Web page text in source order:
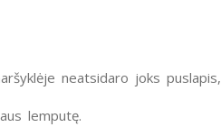
neatsidaro joks puslapis,
lemputę.